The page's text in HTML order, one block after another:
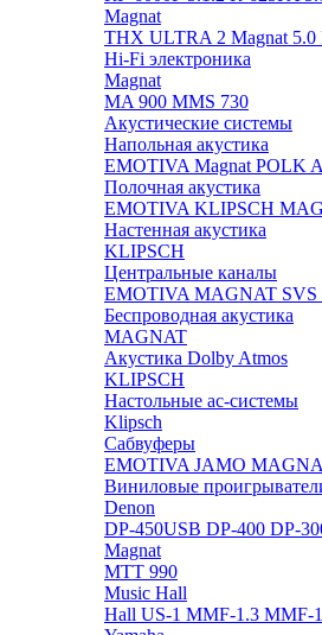
Magnat
THX ULTRA 2 Magnat 5.0
Hi-Fi электроника
Magnat
MA 900 MMS 730
Акустические системы
Напольная акустика
EMOTIVA Magnat POLK
Полочная акустика
EMOTIVA KLIPSCH
Настенная акустика
KLIPSCH
Центральные каналы
EMOTIVA MAGNAT SVS
Беспроводная акустика
MAGNAT
Акустика Dolby Atmos
KLIPSCH
Настольные ас-системы
Klipsch
Сабвуферы
EMOTIVA JAMO
Виниловые
Denon
DP-450USB DP-400 DP-
Magnat
MTT 990
Music Hall
Hall US-1 MMF-1.3 MMF-